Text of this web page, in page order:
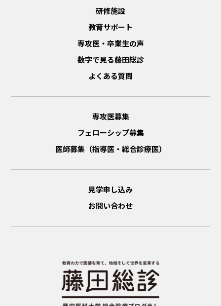
研修施設
教育サポート
専攻医・卒業生の声
数字で見る藤田総診
よくある質問
専攻医募集
フェローシップ募集
医師募集（指導医・総合診療医）
見学申し込み
お問い合わせ